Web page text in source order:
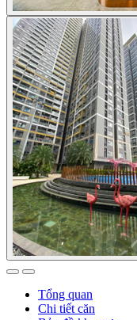
Tổng quan
Chi tiết căn